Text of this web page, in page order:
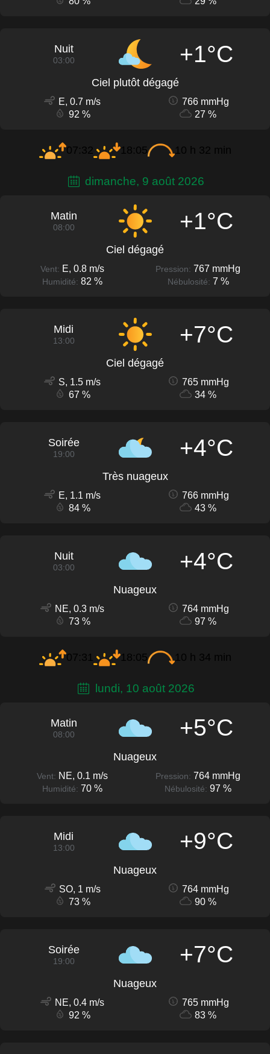
Nuit
03:00 +1°C
Ciel plutôt dégagé
E, 0.7 m/s
766 mmHg
92 %
27 %
07:32 18:05 10 h 32 min
dimanche, 9 août 2026
Matin
08:00 +1°C
Ciel dégagé
Vent: E, 0.8 m/s Pression: 767 mmHg
Humidité: 82 % Nébulosité: 7 %
Midi
13:00 +7°C
Ciel dégagé
S, 1.5 m/s
765 mmHg
67 %
34 %
Soirée
19:00 +4°C
Très nuageux
E, 1.1 m/s
766 mmHg
84 %
43 %
Nuit
03:00 +4°C
Nuageux
NE, 0.3 m/s
764 mmHg
73 %
97 %
07:31 18:05 10 h 34 min
lundi, 10 août 2026
Matin
08:00 +5°C
Nuageux
Vent: NE, 0.1 m/s Pression: 764 mmHg
Humidité: 70 % Nébulosité: 97 %
Midi
13:00 +9°C
Nuageux
SO, 1 m/s
764 mmHg
73 %
90 %
Soirée
19:00 +7°C
Nuageux
NE, 0.4 m/s
765 mmHg
92 %
83 %